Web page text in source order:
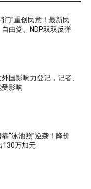
门”重创民意！最新民
由党、NDP双双反弹
国影响力登记，记者、
影响
“泳池照”逆袭！降价
130万加元